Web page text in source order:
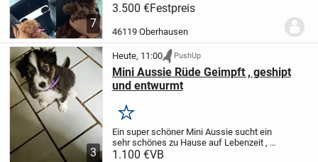
7
Monate alt, und wächst nicht
kleinste Pudel Form
3.500 €Festpreis
46119 Oberhausen
3
Heute, 11:00 PushUp
Mini Aussie Rüde Geimpft , geshipt
und entwurmt
Merken
Ein super schöner Mini Aussie sucht ein
sehr schönes zu Hause auf Lebenzeit , es
ist ein Rüde und ist mit Mutter und
1.100 €VB